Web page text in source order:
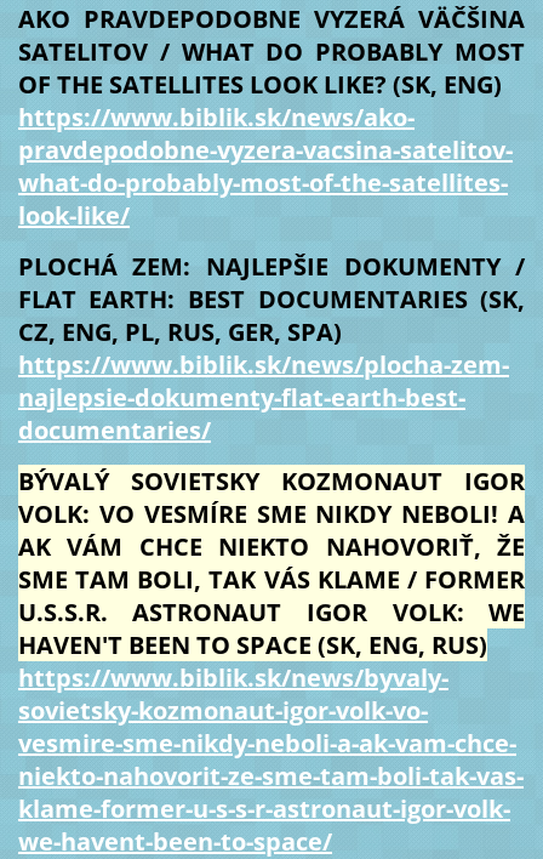
AKO PRAVDEPODOBNE VYZERÁ VÄČŠINA
SATELITOV / WHAT DO PROBABLY MOST
OF THE SATELLITES LOOK LIKE? (SK, ENG)
https://www.biblik.sk/news/ako-
pravdepodobne-vyzera-vacsina-satelitov-
what-do-probably-most-of-the-satellites-
look-like/
PLOCHÁ ZEM: NAJLEPŠIE DOKUMENTY /
FLAT EARTH: BEST DOCUMENTARIES (SK,
CZ, ENG, PL, RUS, GER, SPA)
https://www.biblik.sk/news/plocha-zem-
najlepsie-dokumenty-flat-earth-best-
documentaries/
BÝVALÝ SOVIETSKY KOZMONAUT IGOR
VOLK: VO VESMÍRE SME NIKDY NEBOLI! A
AK VÁM CHCE NIEKTO NAHOVORIŤ, ŽE
SME TAM BOLI, TAK VÁS KLAME / FORMER
U.S.S.R. ASTRONAUT IGOR VOLK: WE
HAVEN'T BEEN TO SPACE (SK, ENG, RUS)
https://www.biblik.sk/news/byvaly-
sovietsky-kozmonaut-igor-volk-vo-
vesmire-sme-nikdy-neboli-a-ak-vam-chce-
niekto-nahovorit-ze-sme-tam-boli-tak-vas-
klame-former-u-s-s-r-astronaut-igor-volk-
we-havent-been-to-space/